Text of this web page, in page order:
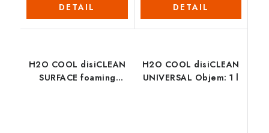
DETAIL DETAIL
H2O COOL disiCLEAN
SURFACE foaming
H2O COOL disiCLEAN
UNIVERSAL Objem: 1 l